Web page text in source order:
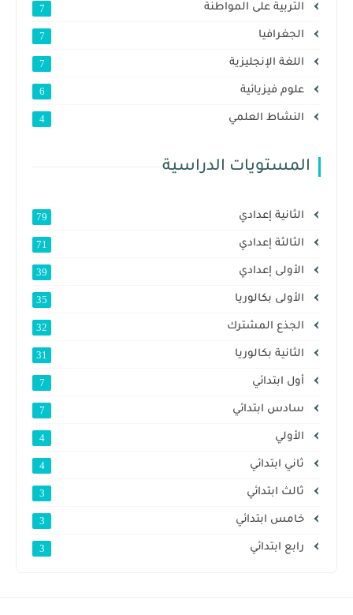
التربية على المواطنة 7
الجغرافيا 7
اللغة الإنجليزية 7
علوم فيزيائية 6
النشاط العلمي 4
المستويات الدراسية
الثانية إعدادي 79
الثالثة إعدادي 71
الأولى إعدادي 39
الأولى بكالوريا 35
الجذع المشترك 32
الثانية بكالوريا 31
أول ابتدائي 7
سادس ابتدائي 7
الأولي 4
ثاني ابتدائي 4
ثالث ابتدائي 3
خامس ابتدائي 3
رابع ابتدائي 3